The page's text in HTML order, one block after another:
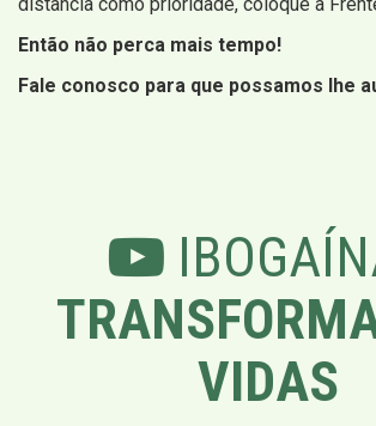
distancia como prioridade, coloque a
Então não perca mais tempo!
Fale conosco para que possamos lhe
VIDAS